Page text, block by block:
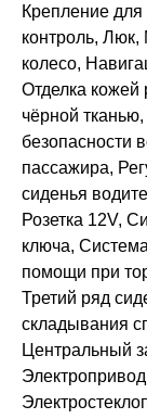
Крепление для
контроль,
колесо,
Отделка кожей
чёрной
безопасности
пассажира,
сиденья
Розетка 12V,
ключа,
помощи при
Третий ряд
складывания
Центральный